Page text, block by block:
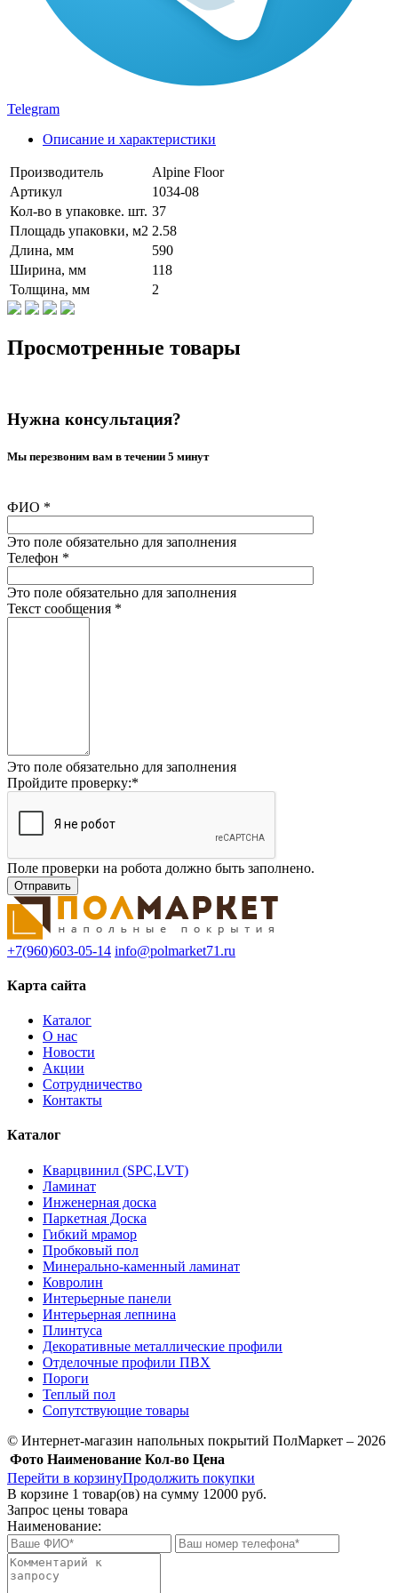
Telegram
Описание и характеристики
Производитель
Alpine Floor
Артикул
1034-08
Кол-во в упаковке. шт. 37
Площадь упаковки, м2 2.58
Длина, мм
590
Ширина, мм
118
Толщина, мм
2
Просмотренные товары
Нужна консультация?
Мы перезвоним вам в течении 5 минут
ФИО *
Это поле обязательно для заполнения
Телефон *
Это поле обязательно для заполнения
Текст сообщения *
Это поле обязательно для заполнения
Пройдите проверку:*
Поле проверки на робота должно быть заполнено.
+7(960)603-05-14 info@polmarket71.ru
Карта сайта
Каталог
О нас
Новости
Акции
Сотрудничество
Контакты
Каталог
Кварцвинил (SPC,LVT)
Ламинат
Инженерная доска
Паркетная Доска
Гибкий мрамор
Пробковый пол
Минерально-каменный ламинат
Ковролин
Интерьерные панели
Интерьерная лепнина
Плинтуса
Декоративные металлические профили
Отделочные профили ПВХ
Пороги
Теплый пол
Сопутствующие товары
© Интернет-магазин напольных покрытий ПолМаркет – 2026
Фото Наименование Кол-во Цена
Перейти в корзинуПродолжить покупки
В корзине 1 товар(ов) на сумму 12000 руб.
Запрос цены товара
Наименование: